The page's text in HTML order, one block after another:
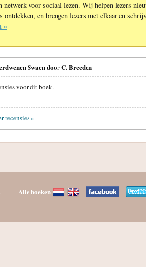
netwerk voor sociaal lezen. Wij helpen lezers
ontdekken, en brengen lezers met elkaar en
»
Swaen door C. Breeden
voor dit boek.
recensies »
Alle boeken